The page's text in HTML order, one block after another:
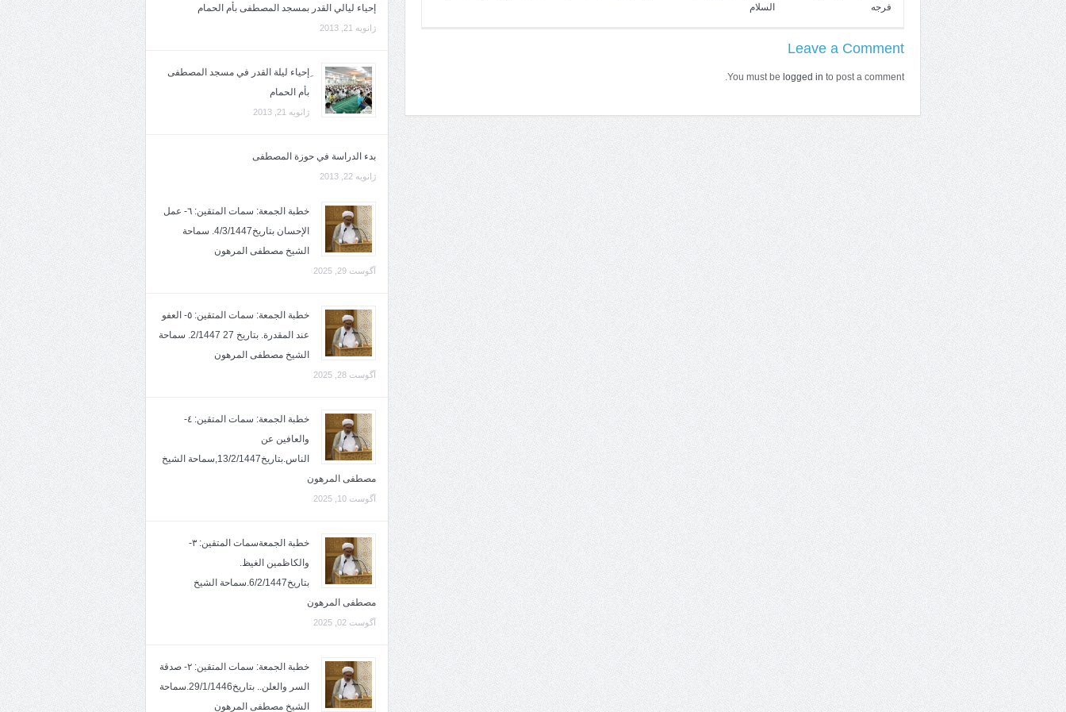
فرجه
السلام
Leave a Comment
You must be logged in to post a comment.
إحياء ليالي القدر بمسجد المصطفى بأم الحمام
ژانویه 21, 2013
ِإحياء ليلة القدر في مسجد المصطفى
بأم الحمام
ژانویه 21, 2013
بدء الدراسة في حوزة المصطفى
ژانویه 22, 2013
خطبة الجمعة: سمات المتقين: ٦- عمل
الإحسان بتاريخ4/3/1447. سماحة
الشيخ مصطفى المرهون
آگوست 29, 2025
خطبة الجمعة: سمات المتقين: ٥- العفو
عند المقدرة. بتاريخ 27 2/1447. سماحة
الشيخ مصطفى المرهون
آگوست 28, 2025
خطبة الجمعة: سمات المتقين: ٤-
والعافين عن
الناس.بتاريخ13/2/1447,سماحة الشيخ
مصطفى المرهون
آگوست 10, 2025
خطبة الجمعةسمات المتقين: ٣-
والكاظمين الغيظ.
بتاريخ6/2/1447.سماحة الشيخ
مصطفى المرهون
آگوست 02, 2025
خطبة الجمعة: سمات المتقين: ٢- صدقة
السر والعلن.. بتاريخ29/1/1446.سماحة
الشيخ مصطفى المرهون